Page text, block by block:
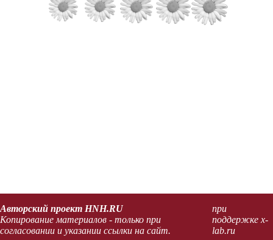
Авторский проект HNH.RU
Копирование материалов - только при
согласовании и указании ссылки на сайт.
при
поддержке x-
lab.ru